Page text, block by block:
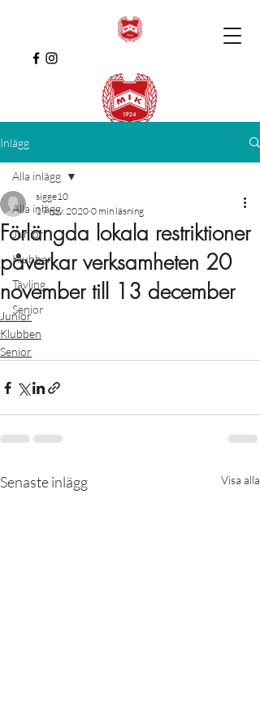
Inlägg
Alla inlägg
Junior
Klubben
Tävling
Senior
Alla inlägg
Förlängda lokala restriktioner
påverkar verksamheten 20
november till 13 december
sigge10
19 nov. 2020 0 min läsning
Junior
Klubben
Senior
Senaste inlägg Visa alla